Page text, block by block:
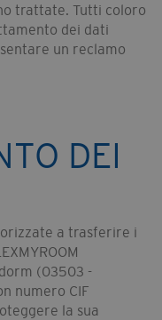
trattate. Tutti coloro
dei dati
un reclamo
DEI
a trasferire i
(03503 -
numero CIF
la sua